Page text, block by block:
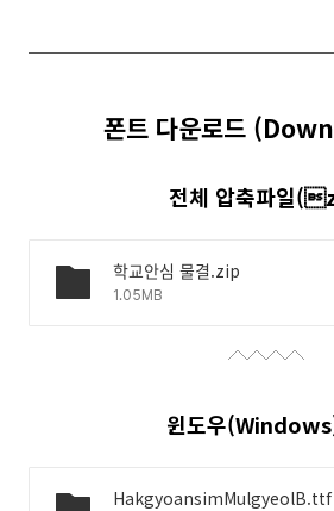
폰트 다운로드
전체 압축파일
학교안심 물결.zip
1.05MB
윈도우
HakgyoansimMulgyeolB.ttf